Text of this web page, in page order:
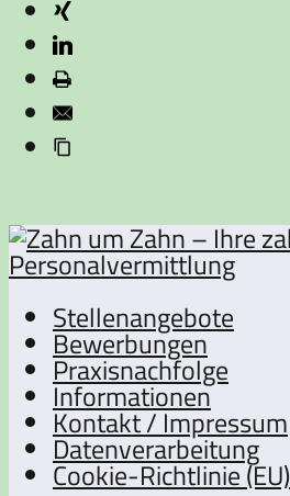
Stellenangebote
Bewerbungen
Praxisnachfolge
Informationen
Kontakt / Impressum
Datenverarbeitung
Cookie-Richtlinie (EU)